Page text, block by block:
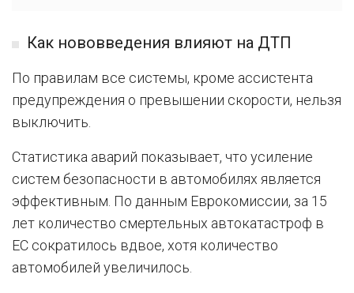
Как нововведения влияют на ДТП
По правилам все системы, кроме ассистента
предупреждения о превышении скорости, нельзя
выключить.
Статистика аварий показывает, что усиление
систем безопасности в автомобилях является
эффективным. По данным Еврокомиссии, за 15
лет количество смертельных автокатастроф в
ЕС сократилось вдвое, хотя количество
автомобилей увеличилось.